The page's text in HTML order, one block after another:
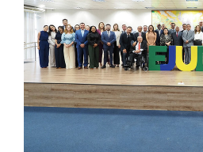
Juízes Interior
Juízes Substitutos
Diretores
Comitês